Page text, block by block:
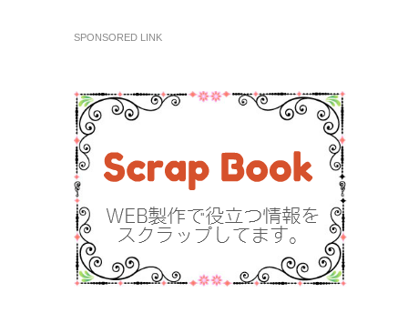
SPONSORED LINK